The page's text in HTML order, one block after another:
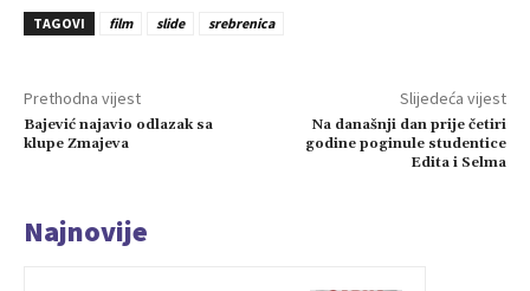
TAGOVI film slide srebrenica
Prethodna vijest
Bajević najavio odlazak sa
klupe Zmajeva
Slijedeća vijest
Na današnji dan prije četiri
godine poginule studentice
Edita i Selma
Najnovije